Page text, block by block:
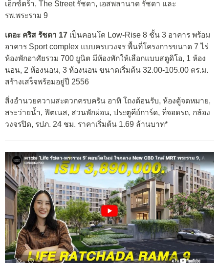
เอ็กซ์ตร้า, The Street รัชดา, เอสพลานาด รัชดา และ
รพ.พระราม 9
เดอะ คริส รัชดา 17 เป็นคอนโด Low-Rise 8 ชั้น 3 อาคาร พร้อม
อาคาร Sport complex แบบครบวงจร พื้นที่โครงการขนาด 7 ไร่
ห้องพักอาศัยรวม 700 ยูนิต มีห้องพักให้เลือกแบบสตูดิโอ, 1 ห้อง
นอน, 2 ห้องนอน, 3 ห้องนอน ขนาดเริ่มต้น 32.00-105.00 ตร.ม.
สร้างเสร็จพร้อมอยู่ปี 2556
สิ่งอำนวยความสะดวกครบครัน อาทิ โถงต้อนรับ, ห้องตู้จดหมาย,
สระว่ายน้ำ, ฟิตเนส, สวนพักผ่อน, ประตูคีย์การ์ด, ที่จอดรถ, กล้อง
วงจรปิด, รปภ. 24 ชม. ราคาเริ่มต้น 1.69 ล้านบาท*